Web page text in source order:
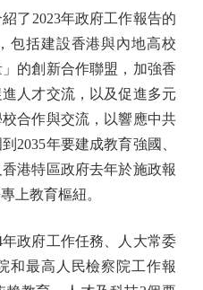
2023年政府工作報告的
包括建設香港與內地高校
的創新合作聯盟，加強香
人才交流，以及促進多元
合作與交流，以響應中共
2035年要建成教育強國、
港特區政府去年於施政報
上教育樞紐。
政府工作任務、人大常委
和最高人民檢察院工作報